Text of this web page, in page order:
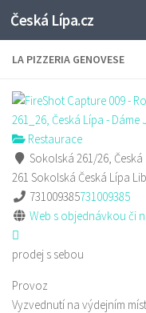
Skip to content
Česká Lípa.cz
LA PIZZERIA GENOVESE
Restaurace
Sokolská 261/26, Česká
261 Sokolská Česká Lípa
731009385731009385
Web s objednávkou či
prodej s sebou
Provoz
Vyzvednutí na výdejním